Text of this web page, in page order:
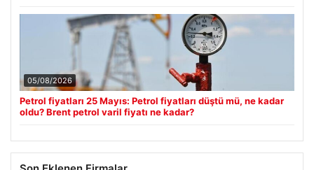
05/08/2026
Petrol fiyatları 25 Mayıs: Petrol fiyatları düştü mü, ne kadar
oldu? Brent petrol varil fiyatı ne kadar?